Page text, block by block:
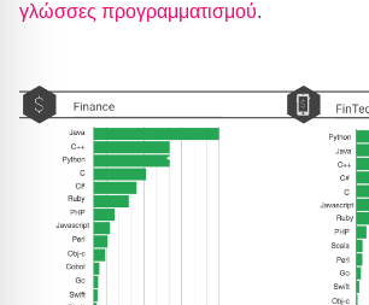
γλώσσες προγραμματισμού.